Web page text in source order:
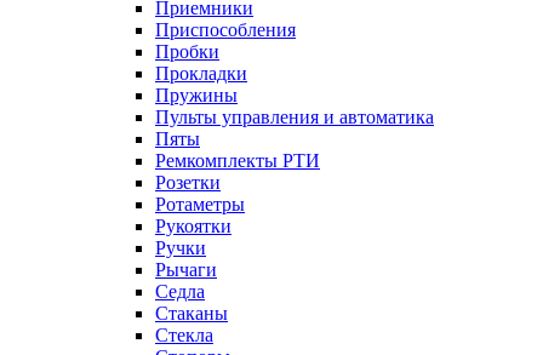
Приемники
Приспособления
Пробки
Прокладки
Пружины
Пульты управления и автоматика
Пяты
Ремкомплекты РТИ
Розетки
Ротаметры
Рукоятки
Ручки
Рычаги
Седла
Стаканы
Стекла